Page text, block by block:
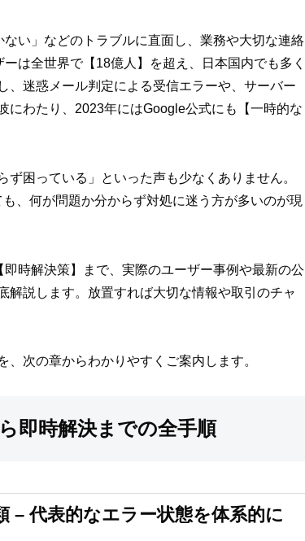
い」などのトラブルに直面し、業務や大切な連絡
は全世界で【18億人】を超え、日本国内でも多く
、迷惑メール判定による受信エラーや、サーバー
にわたり、2023年にはGoogle公式にも【一時的な
困っている」といった声も少なくありません。
、何が問題か分からず対処に迷う方が多いのが現
時解決策】まで、実際のユーザー事例や最新の公
解説します。放置すれば大切な情報や取引のチャ
次の章からわかりやすくご案内します。
即時解決までの全手順
– 代表的なエラー状態を体系的に